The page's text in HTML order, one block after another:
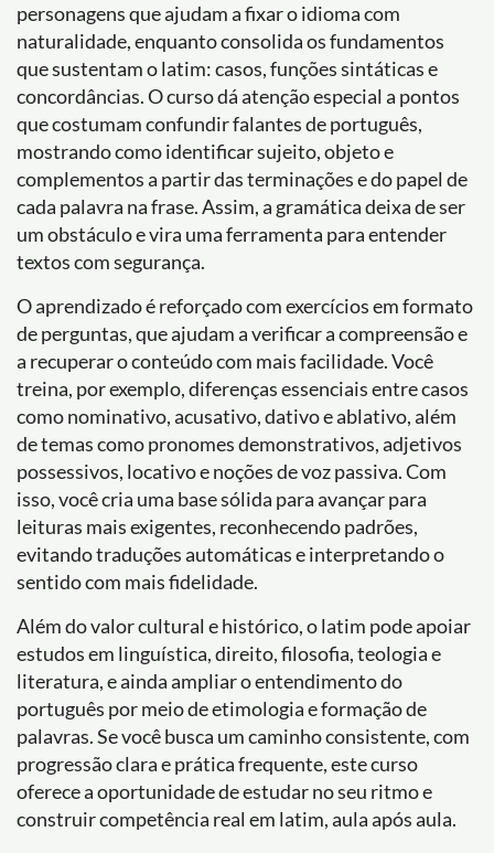
personagens que ajudam a fixar o idioma com
naturalidade, enquanto consolida os fundamentos
que sustentam o latim: casos, funções sintáticas e
concordâncias. O curso dá atenção especial a pontos
que costumam confundir falantes de português,
mostrando como identificar sujeito, objeto e
complementos a partir das terminações e do papel de
cada palavra na frase. Assim, a gramática deixa de ser
um obstáculo e vira uma ferramenta para entender
textos com segurança.
O aprendizado é reforçado com exercícios em formato
de perguntas, que ajudam a verificar a compreensão e
a recuperar o conteúdo com mais facilidade. Você
treina, por exemplo, diferenças essenciais entre casos
como nominativo, acusativo, dativo e ablativo, além
de temas como pronomes demonstrativos, adjetivos
possessivos, locativo e noções de voz passiva. Com
isso, você cria uma base sólida para avançar para
leituras mais exigentes, reconhecendo padrões,
evitando traduções automáticas e interpretando o
sentido com mais fidelidade.
Além do valor cultural e histórico, o latim pode apoiar
estudos em linguística, direito, filosofia, teologia e
literatura, e ainda ampliar o entendimento do
português por meio de etimologia e formação de
palavras. Se você busca um caminho consistente, com
progressão clara e prática frequente, este curso
oferece a oportunidade de estudar no seu ritmo e
construir competência real em latim, aula após aula.